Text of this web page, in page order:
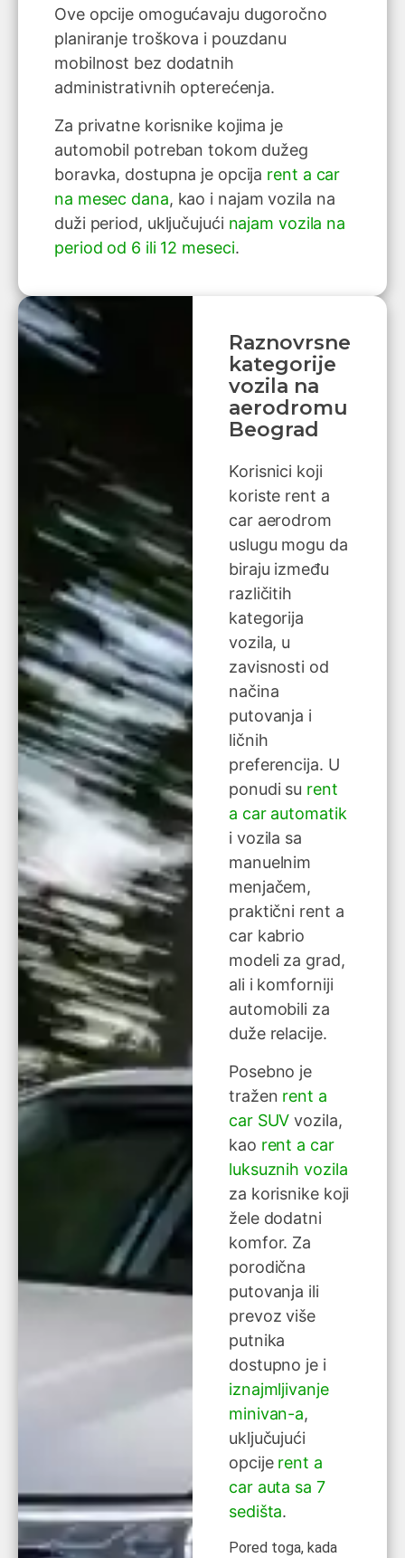
Ove opcije omogućavaju dugoročno
planiranje troškova i pouzdanu
mobilnost bez dodatnih
administrativnih opterećenja.
Za privatne korisnike kojima je
automobil potreban tokom dužeg
boravka, dostupna je opcija rent a car
na mesec dana, kao i najam vozila na
duži period, uključujući najam vozila na
period od 6 ili 12 meseci.
Raznovrsne
kategorije
vozila na
aerodromu
Beograd
Korisnici koji
koriste rent a
car aerodrom
uslugu mogu da
biraju između
različitih
kategorija
vozila, u
zavisnosti od
načina
putovanja i
ličnih
preferencija. U
ponudi su rent
a car automatik
i vozila sa
manuelnim
menjačem,
praktični rent a
car kabrio
modeli za grad,
ali i komforniji
automobili za
duže relacije.
Posebno je
tražen rent a
car SUV vozila,
kao rent a car
luksuznih vozila
za korisnike koji
žele dodatni
komfor. Za
porodična
putovanja ili
prevoz više
putnika
dostupno je i
iznajmljivanje
minivan-a,
uključujući
opcije rent a
car auta sa 7
sedišta.
Pored toga, kada